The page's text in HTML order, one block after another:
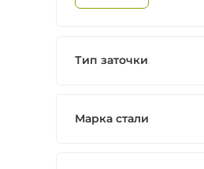
Тип заточки
Марка стали